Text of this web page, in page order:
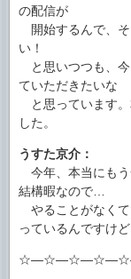
の配信が
開始するんで、そ
い！
と思いつつも、今
ていただきたいな
と思っています。
した。
うすた京介：
今年、本当にもう
結構暇なので…
やることがなくて
っているんですけど